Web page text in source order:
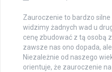
Zauroczenie to bardzo
widzimy żadnych wad u
cenę zbudować z tą osobą
zawsze nas ono dopada,
Niezależnie od naszego
orientuje, że zauroczenie